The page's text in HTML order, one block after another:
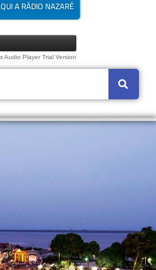
A RÁDIO NAZARÉ
Audio Player Trial Version